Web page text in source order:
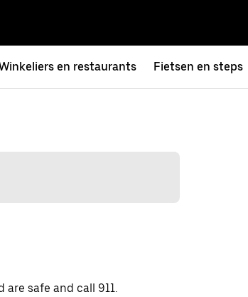
en restaurants Fietsen en steps
safe and call 911.